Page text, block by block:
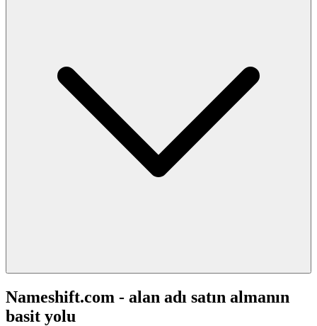
Nameshift.com - alan adı satın almanın
basit yolu